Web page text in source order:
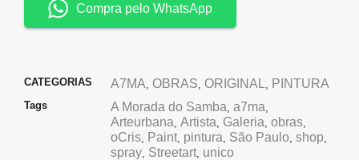
Compra pelo WhatsApp
CATEGORIAS A7MA, OBRAS, ORIGINAL, PINTURA
Tags A Morada do Samba, a7ma,
Arteurbana, Artista, Galeria, obras,
oCris, Paint, pintura, São Paulo, shop,
spray, Streetart, unico